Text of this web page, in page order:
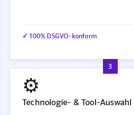
✓ 100% DSGVO-konform
3
⚙️
Technologie- & Tool-Auswahl